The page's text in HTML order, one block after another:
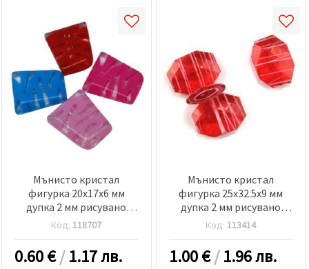
Мънисто кристал
фигурка 20x17x6 мм
дупка 2 мм рисувано
МИКС -20 грама ~ 13 броя
Код: 118707
0.60€/1.17 лв.
Мънисто кристал
фигурка 25x32.5x9 мм
дупка 2 мм рисувано
МИКС -50 грама ~ 10 броя
Код: 113414
1.00€/1.96 лв.